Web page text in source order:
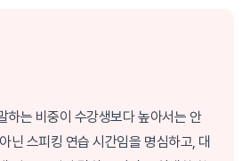
하는 비중이 수강생보다 높아서는 안
닌 스피킹 연습 시간임을 명심하고, 대